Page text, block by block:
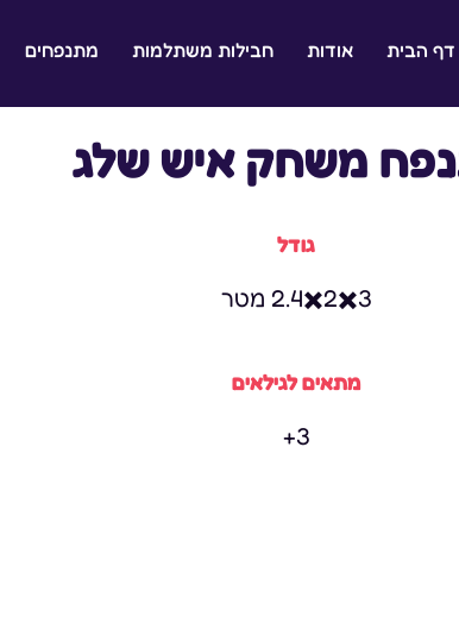
דף הבית אודות חבילות משתלמות מתנפחים
משחק איש שלג
גודל
3✖️2✖️2.4 מטר
מתאים לגילאים
3+